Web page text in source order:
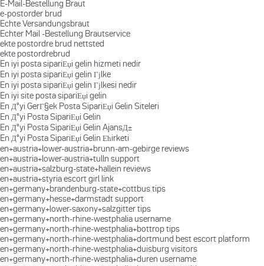
E-Mail-Bestellung Braut
e-postorder brud
Echte Versandungsbraut
Echter Mail -Bestellung Brautservice
ekte postordre brud nettsted
ekte postordrebrud
En iyi posta sipariЕџi gelin hizmeti nedir
En iyi posta sipariЕџi gelin Гјlke
En iyi posta sipariЕџi gelin Гјlkesi nedir
En iyi site posta sipariЕџi gelin
En Д°yi GerГ§ek Posta SipariЕџi Gelin Siteleri
En Д°yi Posta SipariЕџi Gelin
En Д°yi Posta SipariЕџi Gelin AjansД±
En Д°yi Posta SipariЕџi Gelin Ећirketi
en+austria+lower-austria+brunn-am-gebirge reviews
en+austria+lower-austria+tulln support
en+austria+salzburg-state+hallein reviews
en+austria+styria escort girl link
en+germany+brandenburg-state+cottbus tips
en+germany+hesse+darmstadt support
en+germany+lower-saxony+salzgitter tips
en+germany+north-rhine-westphalia username
en+germany+north-rhine-westphalia+bottrop tips
en+germany+north-rhine-westphalia+dortmund best escort platform
en+germany+north-rhine-westphalia+duisburg visitors
en+germany+north-rhine-westphalia+duren username